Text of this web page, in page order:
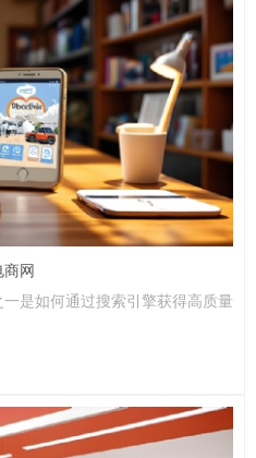
商网
是如何通过搜索引擎获得高质量